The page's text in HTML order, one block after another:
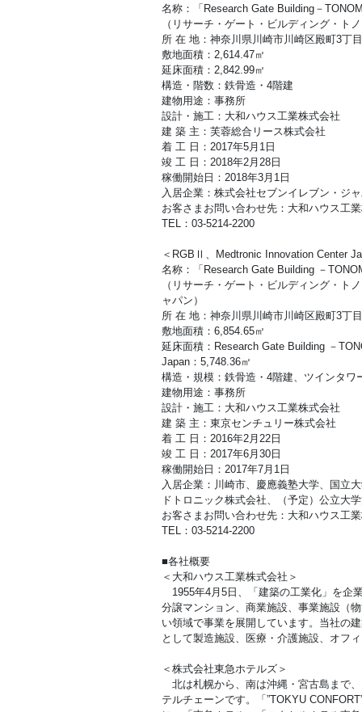
名称：「Research Gate Building－
（リサーチ・ゲート・ビルディング・ト
所 在 地：神奈川県川崎市川崎区殿町3丁
敷地面積：2,614.47㎡
延床面積：2,842.99㎡
構造・階数：鉄骨造・4階建
建物用途：事務所
設計・施工：大和ハウス工業株式会社
建 築 主：芙蓉総合リース株式会社
着 工 日：2017年5月1日
竣 工 日：2018年2月28日
稼働開始日：2018年3月1日
入居企業：株式会社セブンイレブン・ジ
お客さまお問い合わせ先：大和ハウス工
TEL：03-5214-2200
＜RGBⅡ、Medtronic Innovation Center
名称：「Research Gate Building －
（リサーチ・ゲート・ビルディング・ト
ャパン）
所 在 地：神奈川県川崎市川崎区殿町3丁
敷地面積：6,854.65㎡
延床面積：Research Gate Building －
Japan：5,748.36㎡
構造・規模：鉄骨造・4階建、ツインタワ
建物用途：事務所
設計・施工：大和ハウス工業株式会社
建 築 主：東京センチュリー株式会社
着 工 日：2016年2月22日
竣 工 日：2017年6月30日
稼働開始日：2017年7月1日
入居企業：川崎市、慶應義塾大学、国立
ドトロニック株式会社、（予定）公立大
お客さまお問い合わせ先：大和ハウス工
TEL：03-5214-2200
■各社概要
＜大和ハウス工業株式会社＞
1955年4月5日、「建築の工業化」を企
分譲マンション、商業施設、事業施設（
い領域で事業を展開しています。当社の
として製造施設、医療・介護施設、オフ
＜株式会社東急ホテルズ＞
北は札幌から、南は沖縄・宮古島まで
テルチェーンです。「”TOKYU